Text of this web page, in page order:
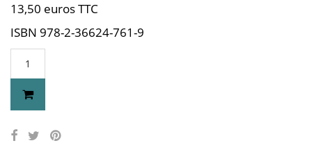
13,50 euros TTC
ISBN 978-2-36624-761-9